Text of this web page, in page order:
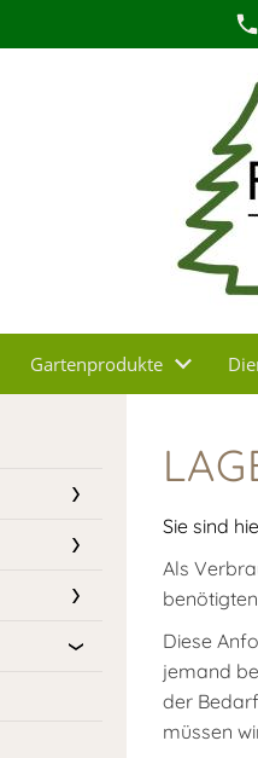
Gartenprodukte
Sie sind
Als
Diese
jemand
der
müssen